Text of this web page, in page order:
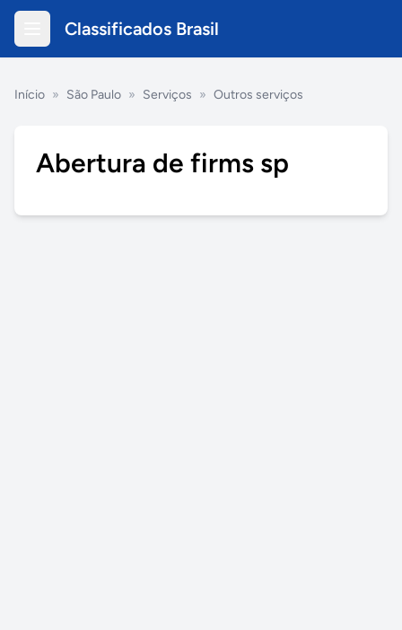
Classificados Brasil
Início » São Paulo » Serviços » Outros serviços
Abertura de firms sp